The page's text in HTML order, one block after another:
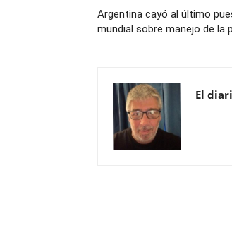
Argentina cayó al último
mundial sobre manejo de la
El